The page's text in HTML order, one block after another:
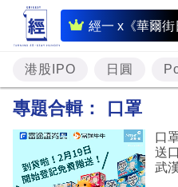
經一 x《華爾街
即
時
財
經
投
港股IPO 日圓
專題合輯： 口罩
口
送
武